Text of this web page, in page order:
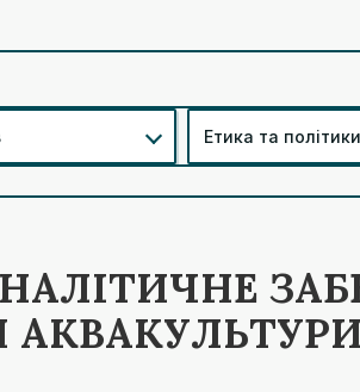
Етика та політики